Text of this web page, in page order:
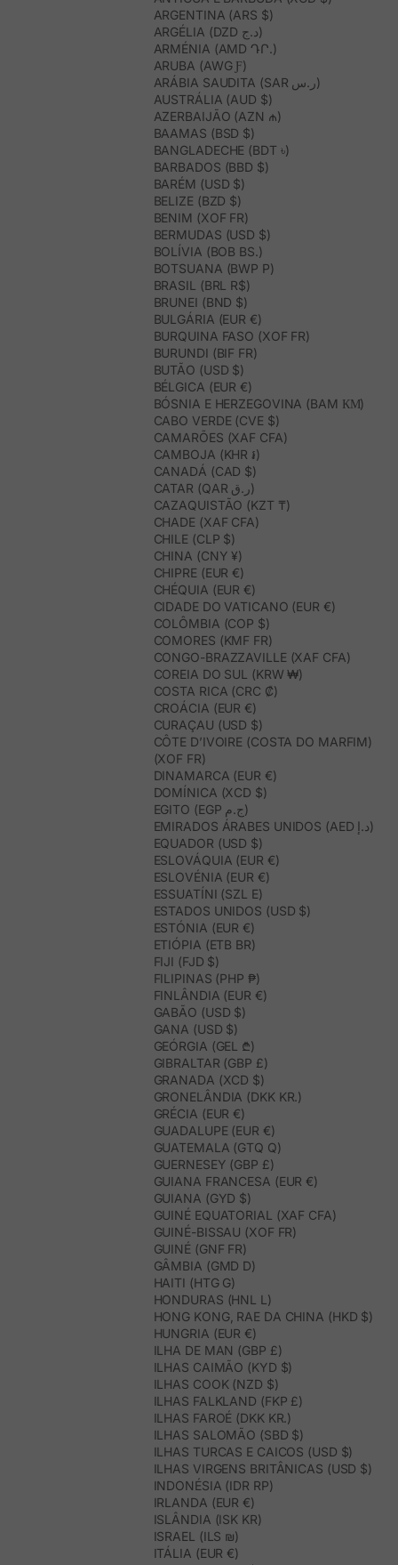
ARGENTINA (ARS $)
ARGÉLIA (DZD د.ج)
ARMÉNIA (AMD ԴՐ.)
ARUBA (AWG Ƒ)
ARÁBIA SAUDITA (SAR ر.س)
AUSTRÁLIA (AUD $)
AZERBAIJÃO (AZN ₼)
BAAMAS (BSD $)
BANGLADECHE (BDT ৳)
BARBADOS (BBD $)
BARÉM (USD $)
BELIZE (BZD $)
BENIM (XOF FR)
BERMUDAS (USD $)
BOLÍVIA (BOB BS.)
BOTSUANA (BWP P)
BRASIL (BRL R$)
BRUNEI (BND $)
BULGÁRIA (EUR €)
BURQUINA FASO (XOF FR)
BURUNDI (BIF FR)
BUTÃO (USD $)
BÉLGICA (EUR €)
BÓSNIA E HERZEGOVINA (BAM КМ)
CABO VERDE (CVE $)
CAMARÕES (XAF CFA)
CAMBOJA (KHR ៛)
CANADÁ (CAD $)
CATAR (QAR ر.ق)
CAZAQUISTÃO (KZT ₸)
CHADE (XAF CFA)
CHILE (CLP $)
CHINA (CNY ¥)
CHIPRE (EUR €)
CHÉQUIA (EUR €)
CIDADE DO VATICANO (EUR €)
COLÔMBIA (COP $)
COMORES (KMF FR)
CONGO-BRAZZAVILLE (XAF CFA)
COREIA DO SUL (KRW ₩)
COSTA RICA (CRC ₡)
CROÁCIA (EUR €)
CURAÇAU (USD $)
CÔTE D’IVOIRE (COSTA DO MARFIM)
(XOF FR)
DINAMARCA (EUR €)
DOMÍNICA (XCD $)
EGITO (EGP ج.م)
EMIRADOS ÁRABES UNIDOS (AED د.إ)
EQUADOR (USD $)
ESLOVÁQUIA (EUR €)
ESLOVÉNIA (EUR €)
ESSUATÍNI (SZL E)
ESTADOS UNIDOS (USD $)
ESTÓNIA (EUR €)
ETIÓPIA (ETB BR)
FIJI (FJD $)
FILIPINAS (PHP ₱)
FINLÂNDIA (EUR €)
GABÃO (USD $)
GANA (USD $)
GEÓRGIA (GEL ₾)
GIBRALTAR (GBP £)
GRANADA (XCD $)
GRONELÂNDIA (DKK KR.)
GRÉCIA (EUR €)
GUADALUPE (EUR €)
GUATEMALA (GTQ Q)
GUERNESEY (GBP £)
GUIANA FRANCESA (EUR €)
GUIANA (GYD $)
GUINÉ EQUATORIAL (XAF CFA)
GUINÉ-BISSAU (XOF FR)
GUINÉ (GNF FR)
GÂMBIA (GMD D)
HAITI (HTG G)
HONDURAS (HNL L)
HONG KONG, RAE DA CHINA (HKD $)
HUNGRIA (EUR €)
ILHA DE MAN (GBP £)
ILHAS CAIMÃO (KYD $)
ILHAS COOK (NZD $)
ILHAS FALKLAND (FKP £)
ILHAS FAROÉ (DKK KR.)
ILHAS SALOMÃO (SBD $)
ILHAS TURCAS E CAICOS (USD $)
ILHAS VIRGENS BRITÂNICAS (USD $)
INDONÉSIA (IDR RP)
IRLANDA (EUR €)
ISLÂNDIA (ISK KR)
ISRAEL (ILS ₪)
ITÁLIA (EUR €)